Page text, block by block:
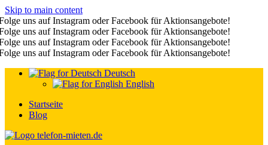
Skip to main content
uns auf Instagram oder Facebook für Aktionsangebote!
uns auf Instagram oder Facebook für Aktionsangebote!
uns auf Instagram oder Facebook für Aktionsangebote!
uns auf Instagram oder Facebook für Aktionsangebote!
Deutsch
English
Startseite
Blog